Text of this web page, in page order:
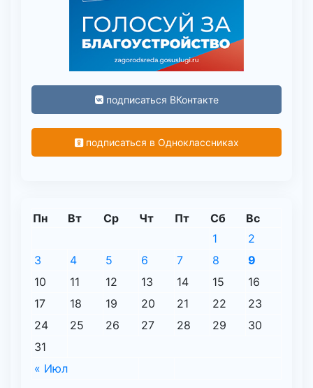
подписаться ВКонтакте
подписаться в Одноклассниках
Пн Вт Ср Чт Пт Сб Вс
« Июл
1
2
3
4 5 6 7 8
9
10
11 12 13 14 15
16
17
18 19 20 21 22
23
24
25 26 27 28 29
30
31